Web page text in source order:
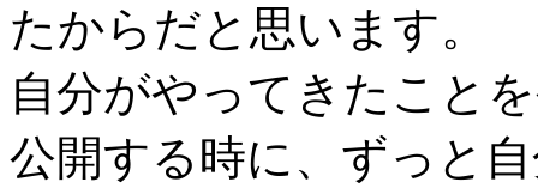
たからだと思います。
自分がやってきたこと
公開する時に、ずっと